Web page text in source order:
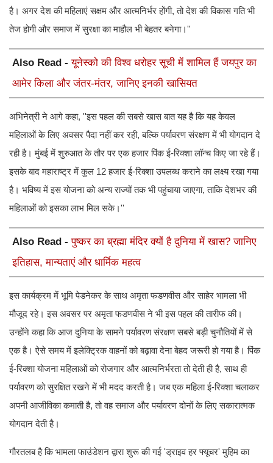
है। अगर देश की महिलाएं सक्षम और आत्मनिर्भर होंगी, तो देश की विकास गति भी
तेज होगी और समाज में सुरक्षा का माहौल भी बेहतर बनेगा।''
Also Read -यूनेस्को की विश्व धरोहर सूची में शामिल हैं जयपुर का
आमेर किला और जंतर-मंतर, जानिए इनकी खासियत
अभिनेत्री ने आगे कहा, ''इस पहल की सबसे खास बात यह है कि यह केवल
महिलाओं के लिए अवसर पैदा नहीं कर रही, बल्कि पर्यावरण संरक्षण में भी योगदान दे
रही है। मुंबई में शुरुआत के तौर पर एक हजार पिंक ई-रिक्शा लॉन्च किए जा रहे हैं।
इसके बाद महाराष्ट्र में कुल 12 हजार ई-रिक्शा उपलब्ध कराने का लक्ष्य रखा गया
है। भविष्य में इस योजना को अन्य राज्यों तक भी पहुंचाया जाएगा, ताकि देशभर की
महिलाओं को इसका लाभ मिल सके।''
Also Read -पुष्कर का ब्रह्मा मंदिर क्यों है दुनिया में खास? जानिए
इतिहास, मान्यताएं और धार्मिक महत्व
इस कार्यक्रम में भूमि पेडनेकर के साथ अमृता फडणवीस और साहेर भामला भी
मौजूद रहे। इस अवसर पर अमृता फडणवीस ने भी इस पहल की तारीफ की।
उन्होंने कहा कि आज दुनिया के सामने पर्यावरण संरक्षण सबसे बड़ी चुनौतियों में से
एक है। ऐसे समय में इलेक्ट्रिक वाहनों को बढ़ावा देना बेहद जरूरी हो गया है। पिंक
ई-रिक्शा योजना महिलाओं को रोजगार और आत्मनिर्भरता तो देती ही है, साथ ही
पर्यावरण को सुरक्षित रखने में भी मदद करती है। जब एक महिला ई-रिक्शा चलाकर
अपनी आजीविका कमाती है, तो वह समाज और पर्यावरण दोनों के लिए सकारात्मक
योगदान देती है।
गौरतलब है कि भामला फाउंडेशन द्वारा शुरू की गई 'ड्राइव हर फ्यूचर' मुहिम का